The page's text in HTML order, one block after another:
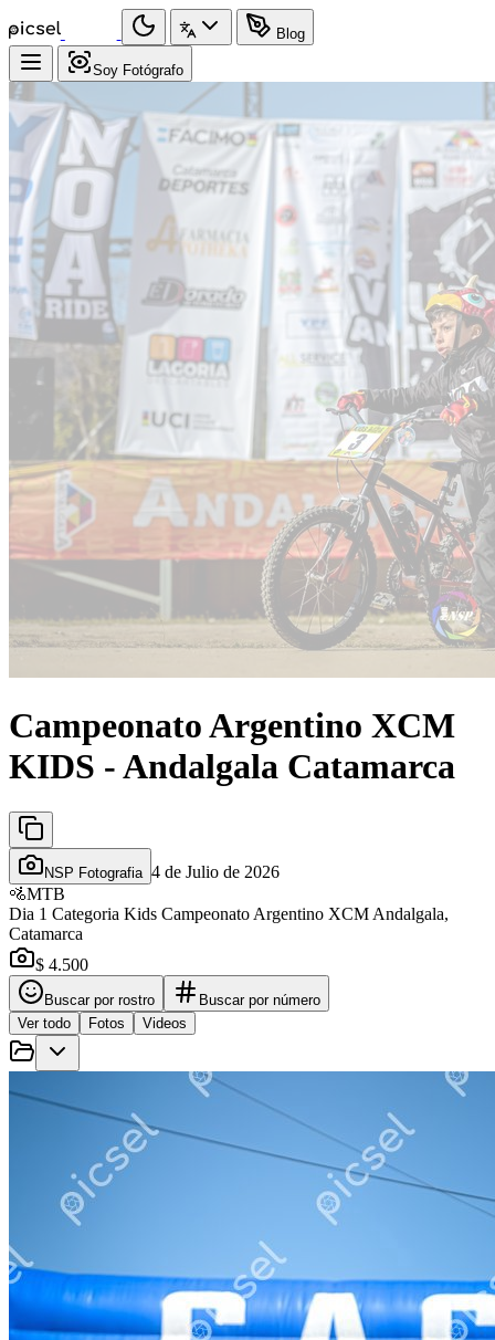
Blog
Soy Fotógrafo
Campeonato Argentino XCM
KIDS - Andalgala Catamarca
NSP Fotografia 4 de Julio de 2026
🚵MTB
Dia 1 Categoria Kids Campeonato Argentino XCM Andalgala,
Catamarca
$ 4.500
Buscar por rostro
Buscar por número
Ver todo
Fotos Videos